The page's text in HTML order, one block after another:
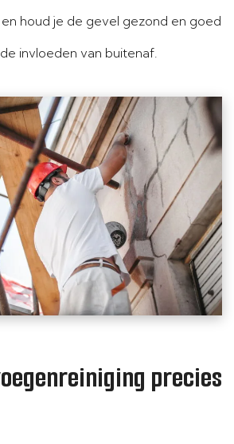
houd je de gevel gezond en goed
invloeden van buitenaf.
precies